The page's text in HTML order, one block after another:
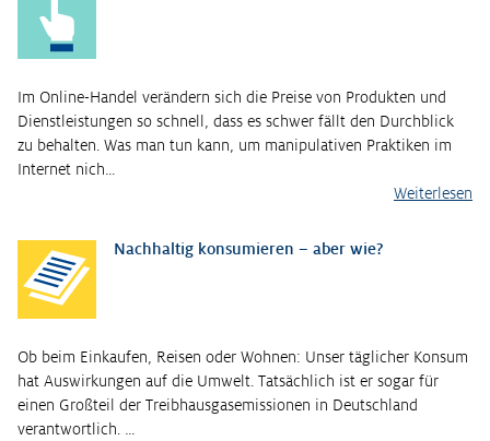
Im Online-Handel verändern sich die Preise von Produkten und
Dienstleistungen so schnell, dass es schwer fällt den Durchblick
zu behalten. Was man tun kann, um manipulativen Praktiken im
Internet nich…
Weiterlesen
Nachhaltig konsumieren – aber wie?
Ob beim Einkaufen, Reisen oder Wohnen: Unser täglicher Konsum
hat Auswirkungen auf die Umwelt. Tatsächlich ist er sogar für
einen Großteil der Treibhausgasemissionen in Deutschland
verantwortlich. …